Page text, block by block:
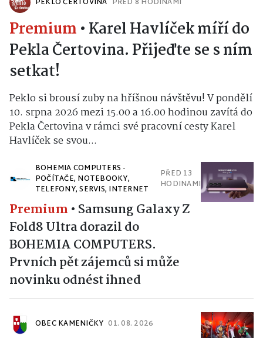
Premium • Karel Havlíček míří do
Pekla Čertovina. Přijeďte se s ním
setkat!
Peklo si brousí zuby na hříšnou návštěvu! V pondělí
10. srpna 2026 mezi 15.00 a 16.00 hodinou zavítá do
Pekla Čertovina v rámci své pracovní cesty Karel
Havlíček se svou...
BOHEMIA COMPUTERS -
POČÍTAČE, NOTEBOOKY,
TELEFONY, SERVIS, INTERNET
PŘED 13
HODINAMI
Premium • Samsung Galaxy Z
Fold8 Ultra dorazil do
BOHEMIA COMPUTERS.
Prvních pět zájemců si může
novinku odnést ihned
OBEC KAMENIČKY 01. 08. 2026